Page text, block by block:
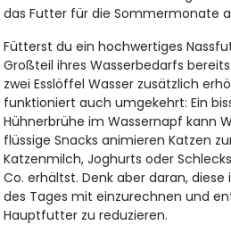
das Futter für die Sommermonate
Fütterst du ein hochwertiges
Großteil ihres Wasserbedarfs
zwei Esslöffel Wasser zusätzlich
funktioniert auch umgekehrt: Ein
Hühnerbrühe im Wassernapf kann
flüssige Snacks animieren Katzen
Katzenmilch, Joghurts oder
Co. erhältst. Denk aber daran,
des Tages mit einzurechnen und
Hauptfutter zu reduzieren.